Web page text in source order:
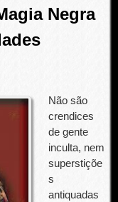
Negra
Não são
crendices
de gente
inculta, nem
superstiçõe
s
antiquadas